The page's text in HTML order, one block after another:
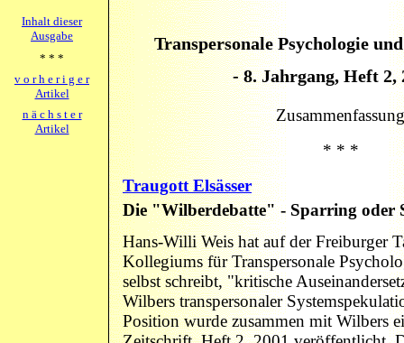
Inhalt dieser
Ausgabe
* * *
v o r h e r i g e r
Artikel
n ä c h s t e r
Artikel
Transpersonale Psychologie
- 8. Jahrgang, Heft 2,
Zusammenfassung
* * *
Traugott Elsässer
Die "Wilberdebatte" - Sparring oder
Hans-Willi Weis hat auf der Freiburger
Kollegiums für Transpersonale
selbst schreibt, "kritische
Wilbers transpersonaler
Position wurde zusammen mit Wilbers